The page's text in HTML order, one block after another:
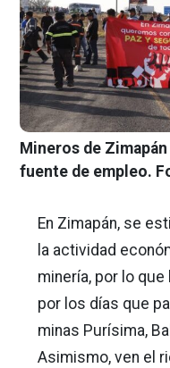
Mineros de
fuente de empleo.
En Zimapán, se
la actividad
minería, por lo
por los días que
minas Purísima,
Asimismo, ven el